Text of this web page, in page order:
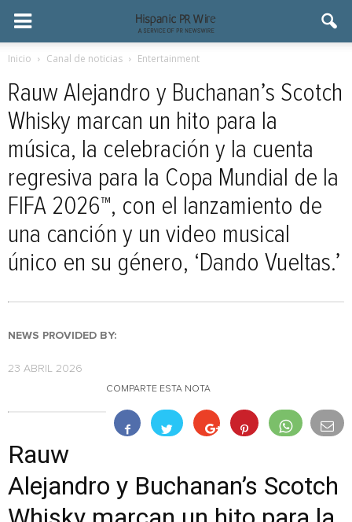
Inicio Canal de noticias Entertainment
Rauw Alejandro y Buchanan’s Scotch
Whisky marcan un hito para la
música, la celebración y la cuenta
regresiva para la Copa Mundial de la
FIFA 2026™, con el lanzamiento de
una canción y un video musical
único en su género, ‘Dando Vueltas.’
NEWS PROVIDED BY:
23 ABRIL 2026
COMPARTE ESTA NOTA
Rauw
Alejandro y Buchanan’s Scotch